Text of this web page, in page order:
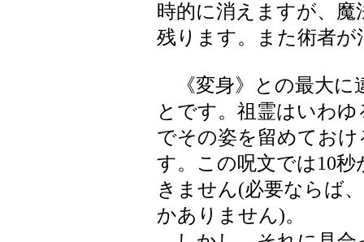
時的に消えますが、
残ります。また術者
《変身》との最大に
とです。祖霊はいわ
でその姿を留めてお
す。この呪文では10
きません(必要ならば
かありません)。